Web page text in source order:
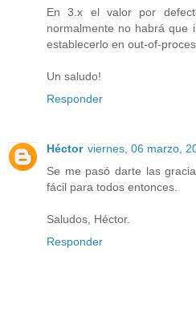
En 3.x el valor por
normalmente no habrá que
establecerlo en out-of-
Un saludo!
Responder
Héctor viernes, 06 marzo,
Se me pasó darte las
fácil para todos entonces.
Saludos, Héctor.
Responder